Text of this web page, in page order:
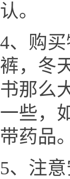
认。
4、购
裤，冬
书那么
一些，
带药品。
5、注